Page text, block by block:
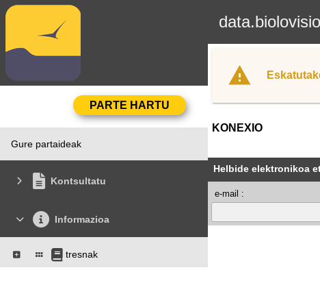
Gure partaideak
Kontsultatu
Informazioa
tresnak
KONEXIO
Helbide elektronikoa
e-mail :